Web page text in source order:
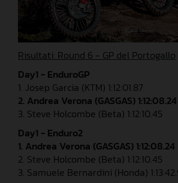
Risultati: Round 6 - GP del Portogallo
Day1 - EnduroGP
1. Josep Garcia (KTM) 1:12:01.87
2. Andrea Verona (GASGAS) 1:12:08.24
3. Steve Holcombe (Beta) 1:12:10.45
Day1 - Enduro2
1. Andrea Verona (GASGAS) 1:12:08.24
2. Steve Holcombe (Beta) 1:12:10.45
3. Samuele Bernardini (Honda)